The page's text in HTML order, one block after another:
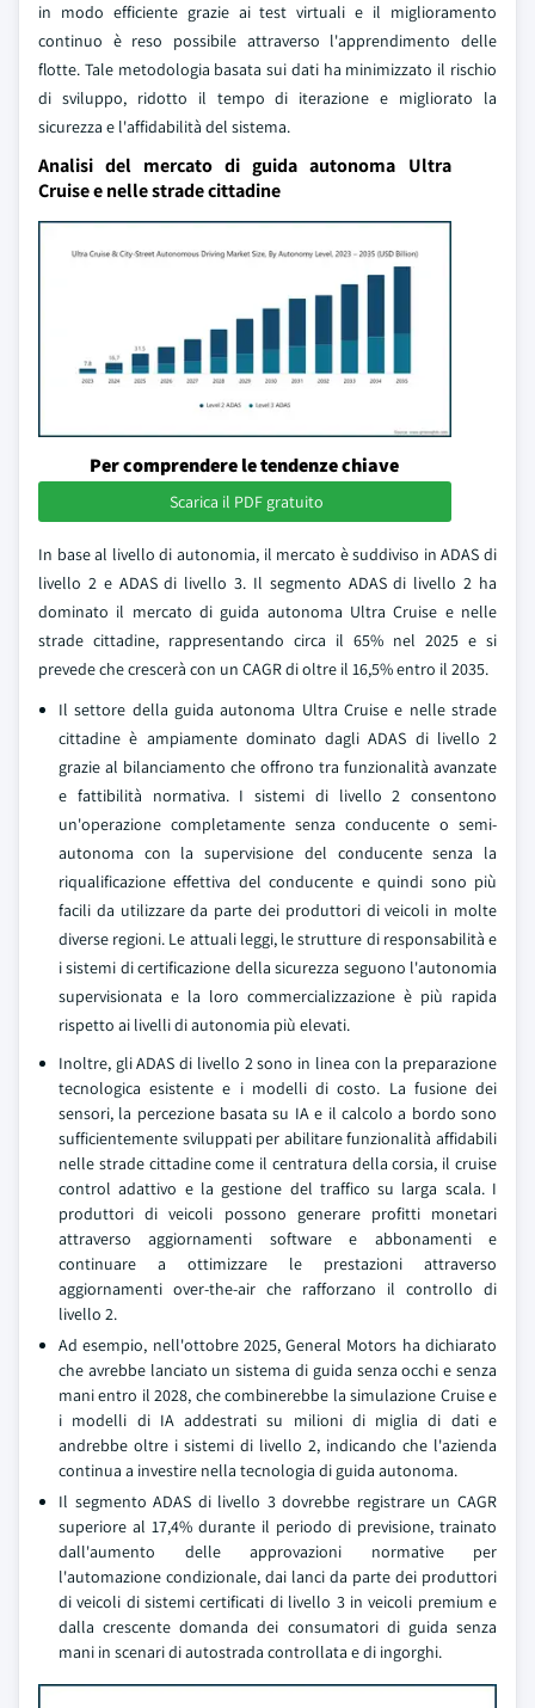
in modo efficiente grazie ai test virtuali e il miglioramento
continuo è reso possibile attraverso l'apprendimento delle
flotte. Tale metodologia basata sui dati ha minimizzato il rischio
di sviluppo, ridotto il tempo di iterazione e migliorato la
sicurezza e l'affidabilità del sistema.
Analisi del mercato di guida autonoma Ultra
Cruise e nelle strade cittadine
Per comprendere le tendenze chiave
Scarica il PDF gratuito
In base al livello di autonomia, il mercato è suddiviso in ADAS di
livello 2 e ADAS di livello 3. Il segmento ADAS di livello 2 ha
dominato il mercato di guida autonoma Ultra Cruise e nelle
strade cittadine, rappresentando circa il 65% nel 2025 e si
prevede che crescerà con un CAGR di oltre il 16,5% entro il 2035.
Il settore della guida autonoma Ultra Cruise e nelle strade
cittadine è ampiamente dominato dagli ADAS di livello 2
grazie al bilanciamento che offrono tra funzionalità avanzate
e fattibilità normativa. I sistemi di livello 2 consentono
un'operazione completamente senza conducente o semi-
autonoma con la supervisione del conducente senza la
riqualificazione effettiva del conducente e quindi sono più
facili da utilizzare da parte dei produttori di veicoli in molte
diverse regioni. Le attuali leggi, le strutture di responsabilità e
i sistemi di certificazione della sicurezza seguono l'autonomia
supervisionata e la loro commercializzazione è più rapida
rispetto ai livelli di autonomia più elevati.
Inoltre, gli ADAS di livello 2 sono in linea con la preparazione
tecnologica esistente e i modelli di costo. La fusione dei
sensori, la percezione basata su IA e il calcolo a bordo sono
sufficientemente sviluppati per abilitare funzionalità affidabili
nelle strade cittadine come il centratura della corsia, il cruise
control adattivo e la gestione del traffico su larga scala. I
produttori di veicoli possono generare profitti monetari
attraverso aggiornamenti software e abbonamenti e
continuare a ottimizzare le prestazioni attraverso
aggiornamenti over-the-air che rafforzano il controllo di
livello 2.
Ad esempio, nell'ottobre 2025, General Motors ha dichiarato
che avrebbe lanciato un sistema di guida senza occhi e senza
mani entro il 2028, che combinerebbe la simulazione Cruise e
i modelli di IA addestrati su milioni di miglia di dati e
andrebbe oltre i sistemi di livello 2, indicando che l'azienda
continua a investire nella tecnologia di guida autonoma.
Il segmento ADAS di livello 3 dovrebbe registrare un CAGR
superiore al 17,4% durante il periodo di previsione, trainato
dall'aumento delle approvazioni normative per
l'automazione condizionale, dai lanci da parte dei produttori
di veicoli di sistemi certificati di livello 3 in veicoli premium e
dalla crescente domanda dei consumatori di guida senza
mani in scenari di autostrada controllata e di ingorghi.